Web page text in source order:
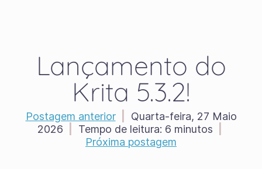
Lançamento do
Krita 5.3.2!
Postagem anterior
Quarta-feira, 27 Maio
2026
Tempo de leitura: 6 minutos
Próxima postagem